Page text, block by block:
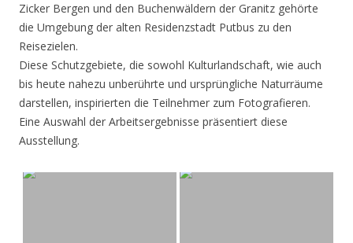
Zicker Bergen und den Buchenwäldern der Granitz gehörte
die Umgebung der alten Residenzstadt Putbus zu den
Reisezielen.
Diese Schutzgebiete, die sowohl Kulturlandschaft, wie auch
bis heute nahezu unberührte und ursprüngliche Naturräume
darstellen, inspirierten die Teilnehmer zum Fotografieren.
Eine Auswahl der Arbeitsergebnisse präsentiert diese
Ausstellung.